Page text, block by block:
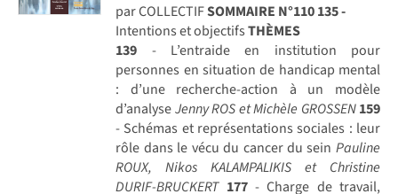
par COLLECTIFSOMMAIRE N°110135 -
Intentions et objectifsTHÈMES
139 - L’entraide en institution pour
personnes en situation de handicap mental
: d’une recherche-action à un modèle
d’analyseJenny ROS et Michèle GROSSEN159
- Schémas et représentations sociales : leur
rôle dans le vécu du cancer du sein Pauline
ROUX, Nikos KALAMPALIKIS et Christine
DURIF-BRUCKERT 177- Charge de travail,